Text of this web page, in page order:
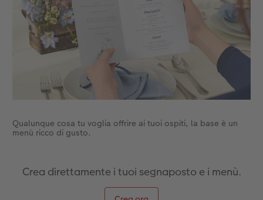
Qualunque cosa tu voglia offrire ai tuoi ospiti, la base è un
menù ricco di gusto.
Crea direttamente i tuoi segnaposto e i menù.